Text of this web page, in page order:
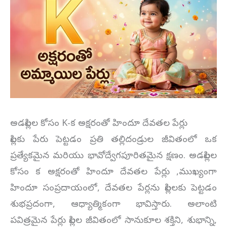
అడపిల్లల కోసం K-క అక్షరంతో హిందూ దేవతల పేర్లు
పిల్లకు పేరు పెట్టడం ప్రతి తల్లిదండ్రుల జీవితంలో ఒక
ప్రత్యేకమైన మరియు భావోద్వేగపూరితమైన క్షణం. అడపిల్లల
కోసం క అక్షరంతో హిందూ దేవతల పేర్లు ,ముఖ్యంగా
హిందూ సంప్రదాయంలో, దేవతల పేర్లను పిల్లలకు పెట్టడం
శుభప్రదంగా, ఆధ్యాత్మికంగా భావిస్తారు. అలాంటి
పవిత్రమైన పేర్లు పిల్లల జీవితంలో సానుకూల శక్తిని, శుభాన్ని,